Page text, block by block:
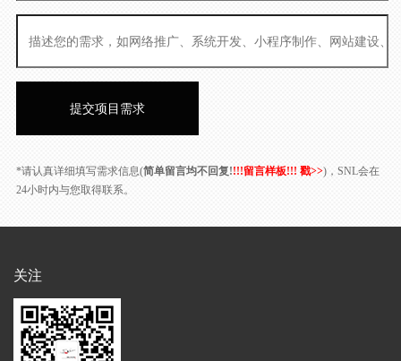
*请认真详细填写需求信息(简单留言均不回复!!!!留言样板!!! 戳>>)，SNL会在
24小时内与您取得联系。
关注